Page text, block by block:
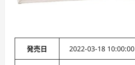
発売日 2022-03-18 10:00:00